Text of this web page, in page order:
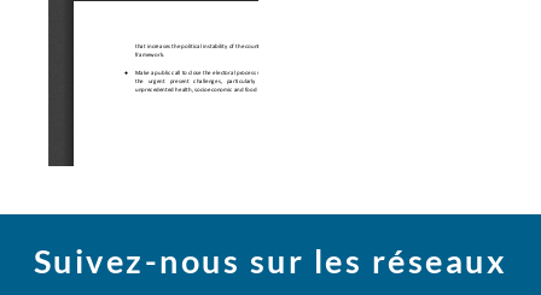
Suivez-nous sur les réseaux